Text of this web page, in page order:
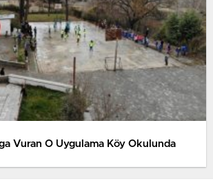
Vuran O Uygulama Köy Okulunda